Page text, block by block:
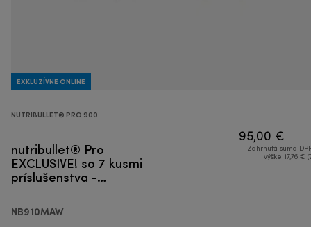
EXKLUZÍVNE ONLINE
NUTRIBULLET® PRO 900
nutribullet® Pro
EXCLUSIVE! so 7 kusmi
príslušenstva -
NB910MAW
95,00 €
Zahrnutá suma
výške 17,76 €